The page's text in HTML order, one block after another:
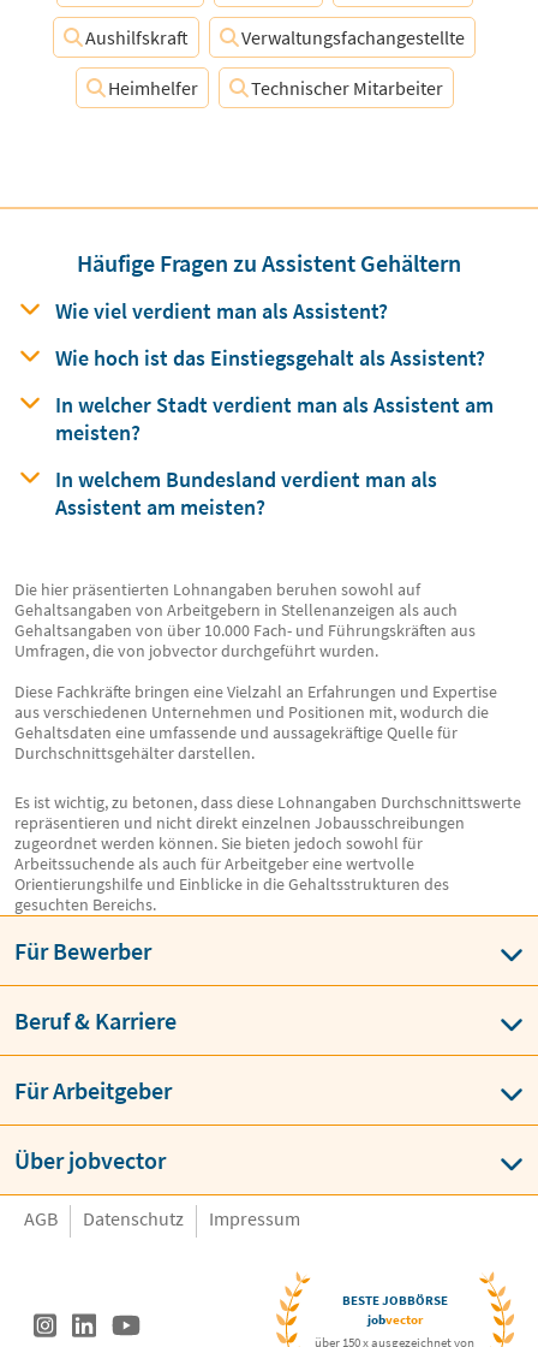
Aushilfskraft Verwaltungsfachangestellte
Heimhelfer Technischer Mitarbeiter
Häufige Fragen zu Assistent Gehältern
Wie viel verdient man alsAssistent?
Wie hoch ist das EinstiegsgehaltalsAssistent?
In welcher Stadt verdient man alsAssistent am
meisten?
In welchem Bundesland verdient man als
Assistent am meisten?
Die hier präsentierten Lohnangaben beruhen sowohl auf
Gehaltsangaben von Arbeitgebern in Stellenanzeigen als auch
Gehaltsangaben von über 10.000 Fach- und Führungskräften aus
Umfragen, die von jobvector durchgeführt wurden.
Diese Fachkräfte bringen eine Vielzahl an Erfahrungen und Expertise
aus verschiedenen Unternehmen und Positionen mit, wodurch die
Gehaltsdaten eine umfassende und aussagekräftige Quelle für
Durchschnittsgehälter darstellen.
Es ist wichtig, zu betonen, dass diese Lohnangaben Durchschnittswerte
repräsentieren und nicht direkt einzelnen Jobausschreibungen
zugeordnet werden können. Sie bieten jedoch sowohl für
Arbeitssuchende als auch für Arbeitgeber eine wertvolle
Orientierungshilfe und Einblicke in die Gehaltsstrukturen des
gesuchten Bereichs.
Für Bewerber
Beruf & Karriere
Für Arbeitgeber
Über jobvector
AGB Datenschutz Impressum
BESTE JOBBÖRSE
jobvector
über 150 x ausgezeichnet von